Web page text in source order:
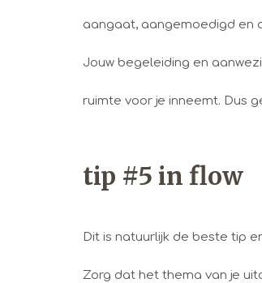
aangaat, aangemoedigd en
Jouw begeleiding en
ruimte voor je inneemt. Dus
tip #5 in flow
Dit is natuurlijk de beste tip
Zorg dat het thema van je